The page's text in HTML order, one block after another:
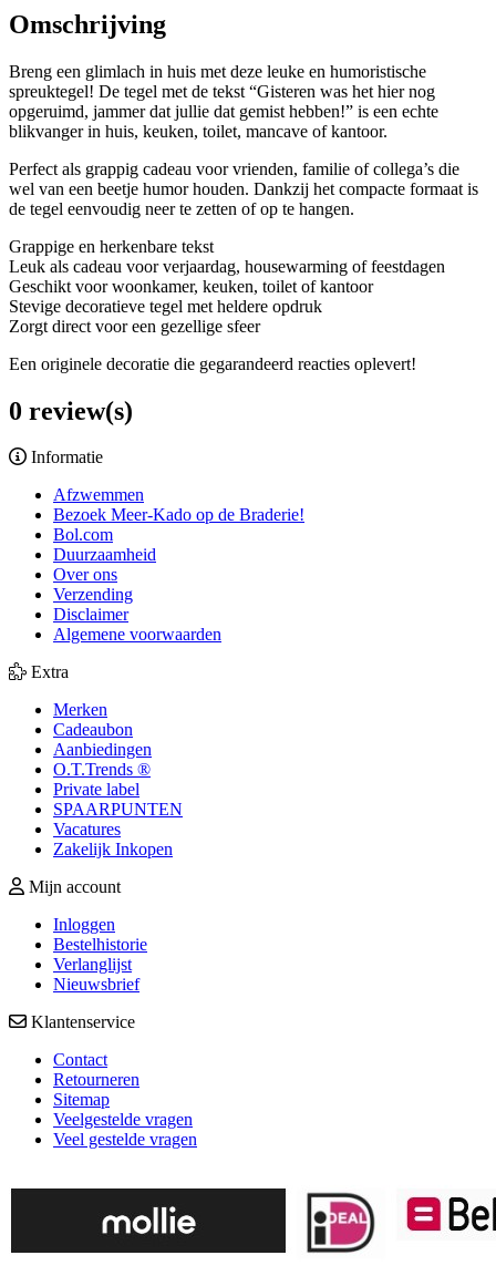
Omschrijving
Breng een glimlach in huis met deze leuke en humoristische
spreuktegel! De tegel met de tekst “Gisteren was het hier nog
opgeruimd, jammer dat jullie dat gemist hebben!” is een echte
blikvanger in huis, keuken, toilet, mancave of kantoor.
Perfect als grappig cadeau voor vrienden, familie of collega’s die
wel van een beetje humor houden. Dankzij het compacte formaat is
de tegel eenvoudig neer te zetten of op te hangen.
Grappige en herkenbare tekst
Leuk als cadeau voor verjaardag, housewarming of feestdagen
Geschikt voor woonkamer, keuken, toilet of kantoor
Stevige decoratieve tegel met heldere opdruk
Zorgt direct voor een gezellige sfeer
Een originele decoratie die gegarandeerd reacties oplevert!
0 review(s)
Informatie
Afzwemmen
Bezoek Meer-Kado op de Braderie!
Bol.com
Duurzaamheid
Over ons
Verzending
Disclaimer
Algemene voorwaarden
Extra
Merken
Cadeaubon
Aanbiedingen
O.T.Trends ®
Private label
SPAARPUNTEN
Vacatures
Zakelijk Inkopen
Mijn account
Inloggen
Bestelhistorie
Verlanglijst
Nieuwsbrief
Klantenservice
Contact
Retourneren
Sitemap
Veelgestelde vragen
Veel gestelde vragen